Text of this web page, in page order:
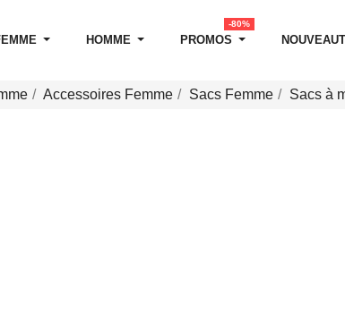
HOMME PROMOS
-80%
Accessoires Femme Sacs Femme Sacs à